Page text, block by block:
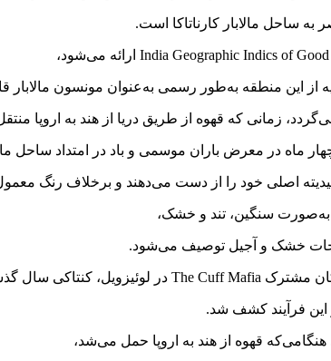
ساحل مالابار کارناتاکا است.
از این منطقه به‌طور رسمی به‌عنوان مونسون
زمانی که قهوه از طریق دریا از هند به اروپا
ماه در معرض باران موسمی و باد در امتداد ساحل
اصلی خود را از دست می‌دهند و برخلاف رنگ
به‌صورت سنگین، تند و خشک،
خشک و آجیل توصیف می‌شود.
این فرآیند کشف شد.
هنگامی‌که قهوه از هند به اروپا حمل می‌شد،